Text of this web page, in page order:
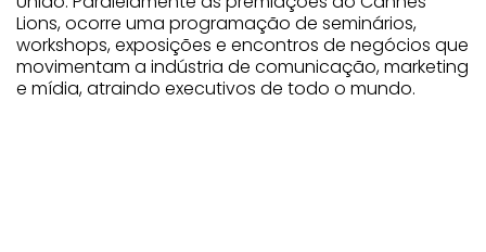
Lions, ocorre uma programação de seminários,
workshops, exposições e encontros de negócios que
movimentam a indústria de comunicação, marketing
e mídia, atraindo executivos de todo o mundo.